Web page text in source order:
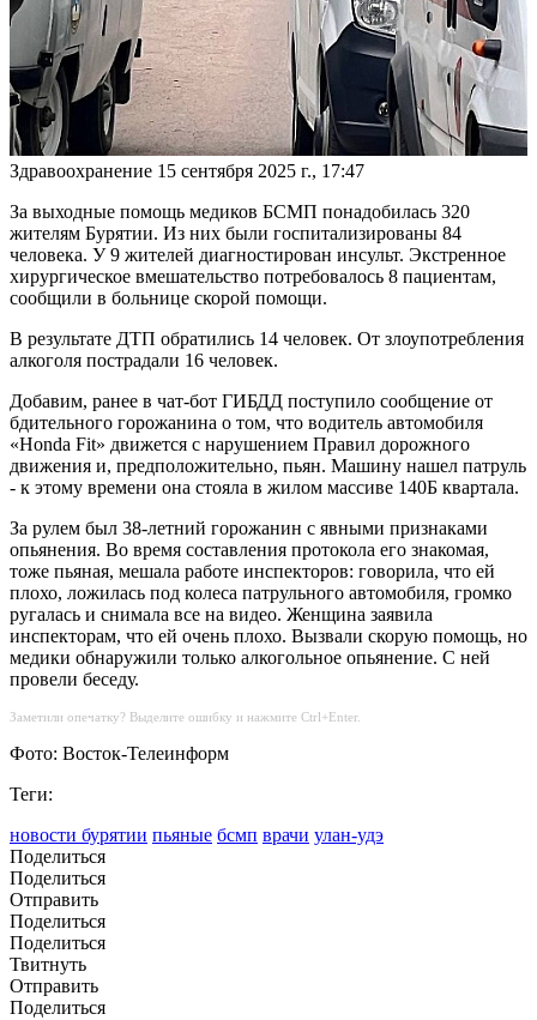
Здравоохранение 15 сентября 2025 г., 17:47
За выходные помощь медиков БСМП понадобилась 320
жителям Бурятии. Из них были госпитализированы 84
человека. У 9 жителей диагностирован инсульт. Экстренное
хирургическое вмешательство потребовалось 8 пациентам,
сообщили в больнице скорой помощи.
В результате ДТП обратились 14 человек. От злоупотребления
алкоголя пострадали 16 человек.
Добавим, ранее в чат-бот ГИБДД поступило сообщение от
бдительного горожанина о том, что водитель автомобиля
«Honda Fit» движется с нарушением Правил дорожного
движения и, предположительно, пьян. Машину нашел патруль
- к этому времени она стояла в жилом массиве 140Б квартала.
За рулем был 38-летний горожанин с явными признаками
опьянения. Во время составления протокола его знакомая,
тоже пьяная, мешала работе инспекторов: говорила, что ей
плохо, ложилась под колеса патрульного автомобиля, громко
ругалась и снимала все на видео. Женщина заявила
инспекторам, что ей очень плохо. Вызвали скорую помощь, но
медики обнаружили только алкогольное опьянение. С ней
провели беседу.
Заметили опечатку? Выделите ошибку и нажмите Ctrl+Enter.
Фото: Восток-Телеинформ
Теги:
новости бурятии пьяные бсмп врачи улан-удэ
Поделиться
Поделиться
Отправить
Поделиться
Поделиться
Твитнуть
Отправить
Поделиться